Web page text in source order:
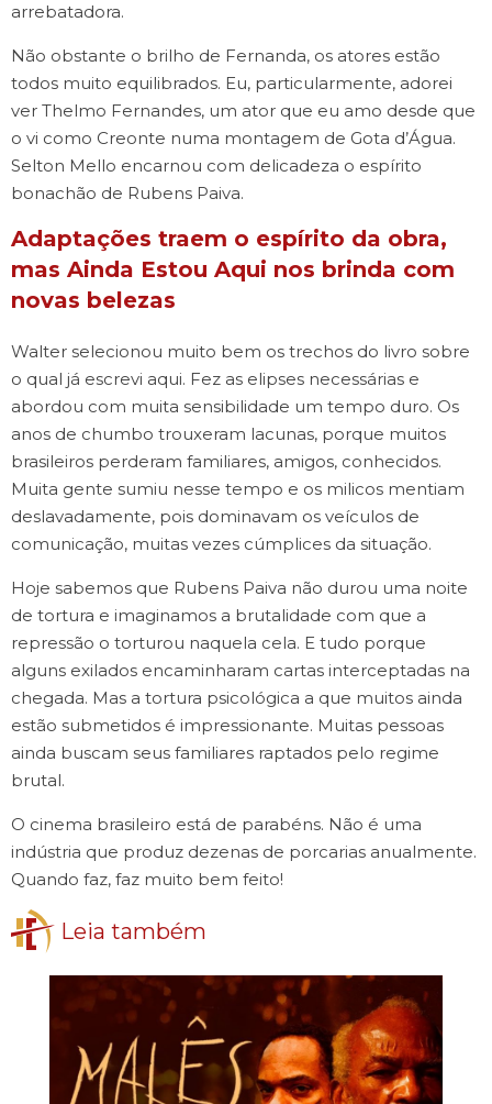
arrebatadora.
Não obstante o brilho de Fernanda, os atores estão
todos muito equilibrados. Eu, particularmente, adorei
ver Thelmo Fernandes, um ator que eu amo desde que
o vi como Creonte numa montagem de Gota d’Água.
Selton Mello encarnou com delicadeza o espírito
bonachão de Rubens Paiva.
Adaptações traem o espírito da obra,
mas Ainda Estou Aqui nos brinda com
novas belezas
Walter selecionou muito bem os trechos do livro sobre
o qual já escrevi aqui. Fez as elipses necessárias e
abordou com muita sensibilidade um tempo duro. Os
anos de chumbo trouxeram lacunas, porque muitos
brasileiros perderam familiares, amigos, conhecidos.
Muita gente sumiu nesse tempo e os milicos mentiam
deslavadamente, pois dominavam os veículos de
comunicação, muitas vezes cúmplices da situação.
Hoje sabemos que Rubens Paiva não durou uma noite
de tortura e imaginamos a brutalidade com que a
repressão o torturou naquela cela. E tudo porque
alguns exilados encaminharam cartas interceptadas na
chegada. Mas a tortura psicológica a que muitos ainda
estão submetidos é impressionante. Muitas pessoas
ainda buscam seus familiares raptados pelo regime
brutal.
O cinema brasileiro está de parabéns. Não é uma
indústria que produz dezenas de porcarias anualmente.
Quando faz, faz muito bem feito!
Leia também